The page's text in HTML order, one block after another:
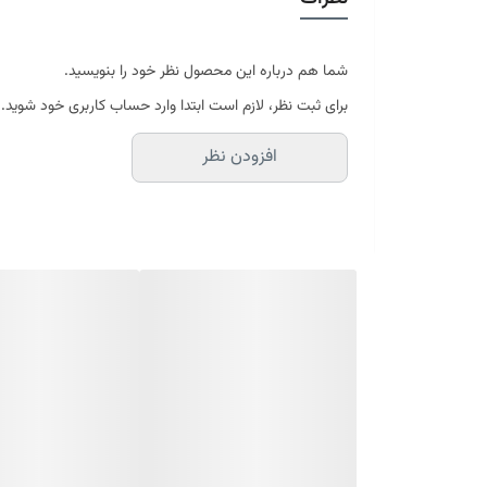
پارچه مخمل شانل که در مقابل نفوذ هر گونه آلودگی
موجود در رنگبندی:زرشکی ، طوسی ، صورتی ،
شما هم درباره این محصول نظر خود را بنویسید.
برای ثبت نظر، لازم است ابتدا وارد حساب کاربری خود شوید.
افزودن نظر